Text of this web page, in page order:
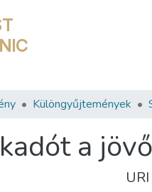
Különgyűjtemények
a
URI